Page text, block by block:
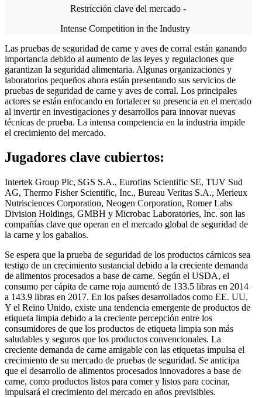
Restricción clave del mercado -
Intense Competition in the Industry
Las pruebas de seguridad de carne y aves de corral están ganando
importancia debido al aumento de las leyes y regulaciones que
garantizan la seguridad alimentaria. Algunas organizaciones y
laboratorios pequeños ahora están presentando sus servicios de
pruebas de seguridad de carne y aves de corral. Los principales
actores se están enfocando en fortalecer su presencia en el mercado
al invertir en investigaciones y desarrollos para innovar nuevas
técnicas de prueba. La intensa competencia en la industria impide
el crecimiento del mercado.
Jugadores clave cubiertos:
Intertek Group Plc, SGS S.A., Eurofins Scientific SE, TUV Sud
AG, Thermo Fisher Scientific, Inc., Bureau Veritas S.A., Merieux
Nutrisciences Corporation, Neogen Corporation, Romer Labs
Division Holdings, GMBH y Microbac Laboratories, Inc. son las
compañías clave que operan en el mercado global de seguridad de
la carne y los gabalios.
Se espera que la prueba de seguridad de los productos cárnicos sea
testigo de un crecimiento sustancial debido a la creciente demanda
de alimentos procesados ​​a base de carne. Según el USDA, el
consumo per cápita de carne roja aumentó de 133.5 libras en 2014
a 143.9 libras en 2017. En los países desarrollados como EE. UU.
Y el Reino Unido, existe una tendencia emergente de productos de
etiqueta limpia debido a la creciente percepción entre los
consumidores de que los productos de etiqueta limpia son más
saludables y seguros que los productos convencionales. La
creciente demanda de carne amigable con las etiquetas impulsa el
crecimiento de su mercado de pruebas de seguridad. Se anticipa
que el desarrollo de alimentos procesados ​​innovadores a base de
carne, como productos listos para comer y listos para cocinar,
impulsará el crecimiento del mercado en años previsibles.